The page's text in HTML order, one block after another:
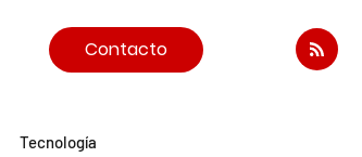
Contacto
Tecnología